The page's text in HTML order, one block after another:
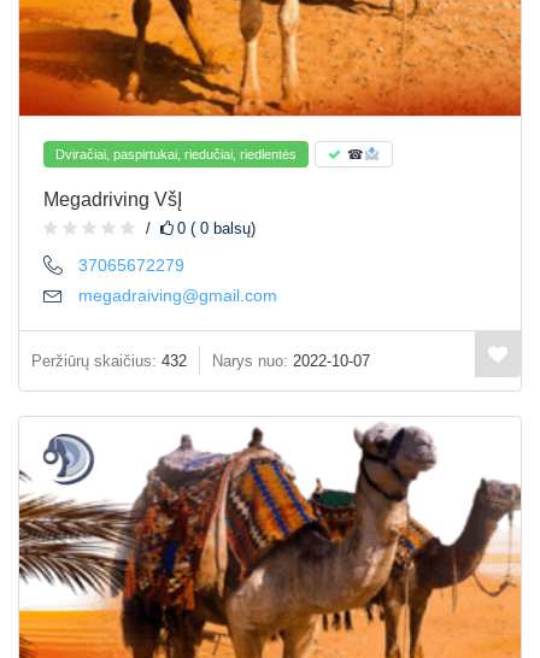
Dviračiai, paspirtukai, riedučiai, riedlentės ☎
Megadriving VšĮ
0 ( 0 balsų)
37065672279
megadraiving@gmail.com
Peržiūrų skaičius: 432 Narys nuo: 2022-10-07